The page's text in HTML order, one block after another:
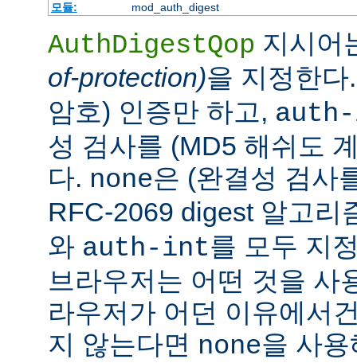
모듈:
mod_auth_digest
AuthDigestQop 지시어
of-protection)을 지정한
암호) 인증만 하고,
성 검사를 (MD5 해쉬도
다. none은 (완결성 검사
RFC-2069 digest 알고리
와 auth-int를 모두 지
브라우저는 어떤 것을 사
라우저가 어던 이유에서
지 않는다면 none을 사